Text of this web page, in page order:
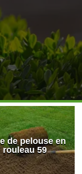
de pelouse en
rouleau 59